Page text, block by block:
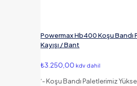
Powermax Hb400 Koşu Bandı
Kayışı / Bant
₺3.250,00 kdv dahil
‘- Koşu Bandı Paletlerimiz